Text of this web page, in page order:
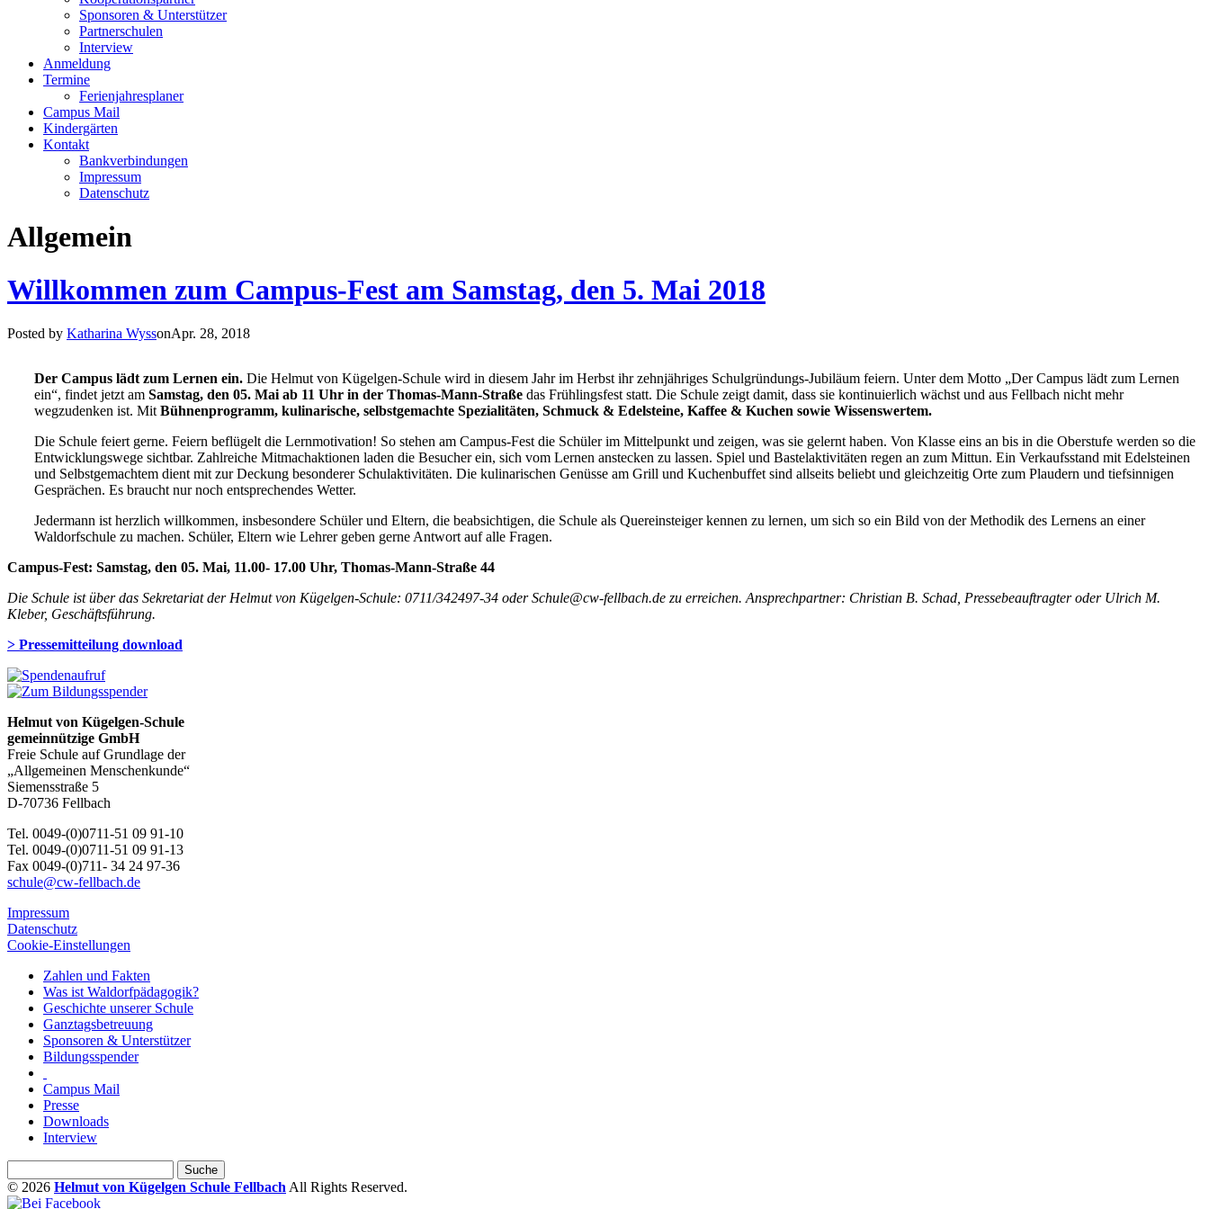
Sponsoren & Unterstützer
Partnerschulen
Interview
Anmeldung
Termine
Ferienjahresplaner
Campus Mail
Kindergärten
Kontakt
Bankverbindungen
Impressum
Datenschutz
Allgemein
Willkommen zum Campus-Fest am Samstag, den 5. Mai 2018
Posted by Katharina WyssonApr. 28, 2018
Der Campus lädt zum Lernen ein. Die Helmut von Kügelgen-Schule wird in diesem Jahr im Herbst ihr zehnjähriges Schulgründungs-Jubiläum feiern. Unter dem Motto „Der Campus lädt zum Lernen
ein“, findet jetzt am Samstag, den 05. Mai ab 11 Uhr in der Thomas-Mann-Straße das Frühlingsfest statt. Die Schule zeigt damit, dass sie kontinuierlich wächst und aus Fellbach nicht mehr
wegzudenken ist. Mit Bühnenprogramm, kulinarische, selbstgemachte Spezialitäten, Schmuck & Edelsteine, Kaffee & Kuchen sowie Wissenswertem.
Die Schule feiert gerne. Feiern beflügelt die Lernmotivation! So stehen am Campus-Fest die Schüler im Mittelpunkt und zeigen, was sie gelernt haben. Von Klasse eins an bis in die Oberstufe werden so die
Entwicklungswege sichtbar. Zahlreiche Mitmachaktionen laden die Besucher ein, sich vom Lernen anstecken zu lassen. Spiel und Bastelaktivitäten regen an zum Mittun. Ein Verkaufsstand mit Edelsteinen
und Selbstgemachtem dient mit zur Deckung besonderer Schulaktivitäten. Die kulinarischen Genüsse am Grill und Kuchenbuffet sind allseits beliebt und gleichzeitig Orte zum Plaudern und tiefsinnigen
Gesprächen. Es braucht nur noch entsprechendes Wetter.
Jedermann ist herzlich willkommen, insbesondere Schüler und Eltern, die beabsichtigen, die Schule als Quereinsteiger kennen zu lernen, um sich so ein Bild von der Methodik des Lernens an einer
Waldorfschule zu machen. Schüler, Eltern wie Lehrer geben gerne Antwort auf alle Fragen.
Campus-Fest: Samstag, den 05. Mai, 11.00- 17.00 Uhr, Thomas-Mann-Straße 44
Die Schule ist überdas Sekretariat der Helmut von Kügelgen-Schule: 0711/342497-34 oder Schule@cw-fellbach.de zu erreichen. Ansprechpartner: Christian B. Schad, Pressebeauftragter oder Ulrich M.
Kleber, Geschäftsführung.
> Pressemitteilung download
Helmut von Kügelgen-Schule
gemeinnützige GmbH
Freie Schule auf Grundlage der
„Allgemeinen Menschenkunde“
Siemensstraße 5
D-70736 Fellbach
Tel. 0049-(0)0711-51 09 91-10
Tel. 0049-(0)0711-51 09 91-13
Fax 0049-(0)711- 34 24 97-36
schule@cw-fellbach.de
Impressum
Datenschutz
Cookie-Einstellungen
Zahlen und Fakten
Was ist Waldorfpädagogik?
Geschichte unserer Schule
Ganztagsbetreuung
Sponsoren & Unterstützer
Bildungsspender
Campus Mail
Presse
Downloads
Interview
© 2026 Helmut von Kügelgen Schule Fellbach All Rights Reserved.